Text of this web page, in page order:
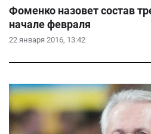
22 января 2016, 13:42
Фоменко назовет состав
начале февраля